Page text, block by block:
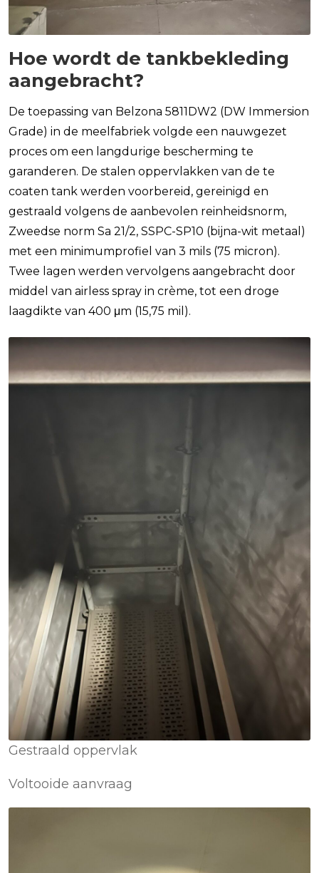
Hoe wordt de tankbekleding
aangebracht?
De toepassing van Belzona 5811DW2 (DW Immersion
Grade) in de meelfabriek volgde een nauwgezet
proces om een langdurige bescherming te
garanderen. De stalen oppervlakken van de te
coaten tank werden voorbereid, gereinigd en
gestraald volgens de aanbevolen reinheidsnorm,
Zweedse norm Sa 21/2, SSPC-SP10 (bijna-wit metaal)
met een minimumprofiel van 3 mils (75 micron).
Twee lagen werden vervolgens aangebracht door
middel van airless spray in crème, tot een droge
laagdikte van 400 μm (15,75 mil).
Gestraald oppervlak
Voltooide aanvraag